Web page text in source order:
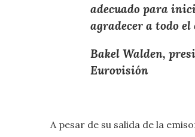
adecuado para
agradecer a todo
Bakel Walden,
Eurovisión
A pesar de su salida de la